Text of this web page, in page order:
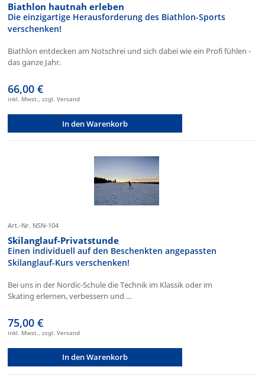
Biathlon hautnah erleben
Die einzigartige Herausforderung des Biathlon-Sports
verschenken!
Biathlon entdecken am Notschrei und sich dabei wie ein Profi fühlen -
das ganze Jahr.
66,00 €
inkl. Mwst., zzgl. Versand
In den Warenkorb
Art.-Nr. NSN-104
Skilanglauf-Privatstunde
Einen individuell auf den Beschenkten angepassten
Skilanglauf-Kurs verschenken!
Bei uns in der Nordic-Schule die Technik im Klassik oder im
Skating erlernen, verbessern und ...
75,00 €
inkl. Mwst., zzgl. Versand
In den Warenkorb